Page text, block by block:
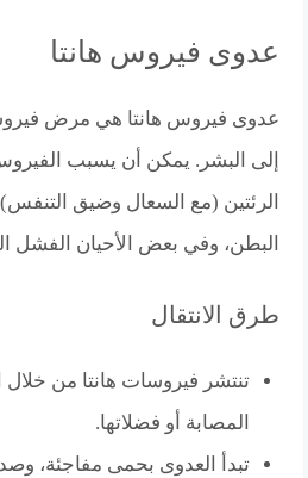
عدوى فيروس هانتا
عدوى فيروس هانتا هي مرض
إلى البشر. يمكن أن يسبب
الرئتين (مع السعال وضيق
البطن، وفي بعض الأحيان الفشل
طرق الانتقال
تنتشر فيروسات هانتا من خلال
المصابة أو فضلاتها.
تبدأ العدوى بحمى مفاجئة،